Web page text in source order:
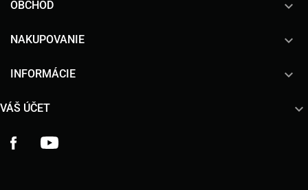
OBCHOD 
NAKUPOVANIE 
INFORMÁCIE 
VÁŠ ÚČET 
Facebook